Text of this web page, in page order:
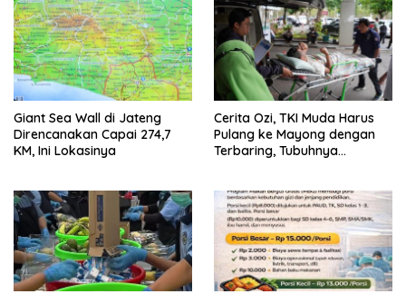
Giant Sea Wall di Jateng
Direncanakan Capai 274,7
KM, Ini Lokasinya
Cerita Ozi, TKI Muda Harus
Pulang ke Mayong dengan
Terbaring, Tubuhnya